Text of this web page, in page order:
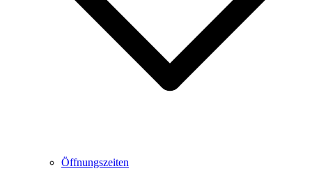
Öffnungszeiten